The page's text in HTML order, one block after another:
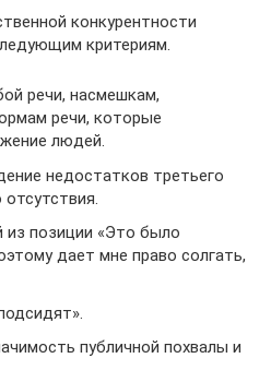
конкурентности
критериям.
речи, насмешкам,
речи, которые
людей.
недостатков третьего
из позиции «Это было
дает мне право солгать,
публичной похвалы и